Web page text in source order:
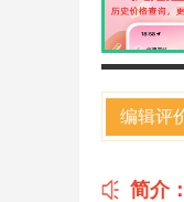
编辑评
简介：